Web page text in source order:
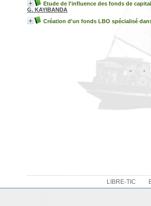
Etude de l'influence des fonds de
G. KAYIBANDA
Création d'un fonds LBO spécialisé
LIBRE-TIC